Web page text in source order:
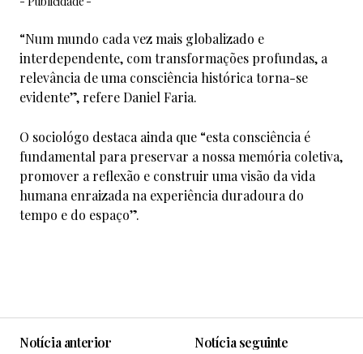
“Num mundo cada vez mais globalizado e
interdependente, com transformações profundas, a
relevância de uma consciência histórica torna-se
evidente”, refere Daniel Faria.
O sociológo destaca ainda que “esta consciência é
fundamental para preservar a nossa memória coletiva,
promover a reflexão e construir uma visão da vida
humana enraizada na experiência duradoura do
tempo e do espaço”.
Notícia anterior
Notícia seguinte